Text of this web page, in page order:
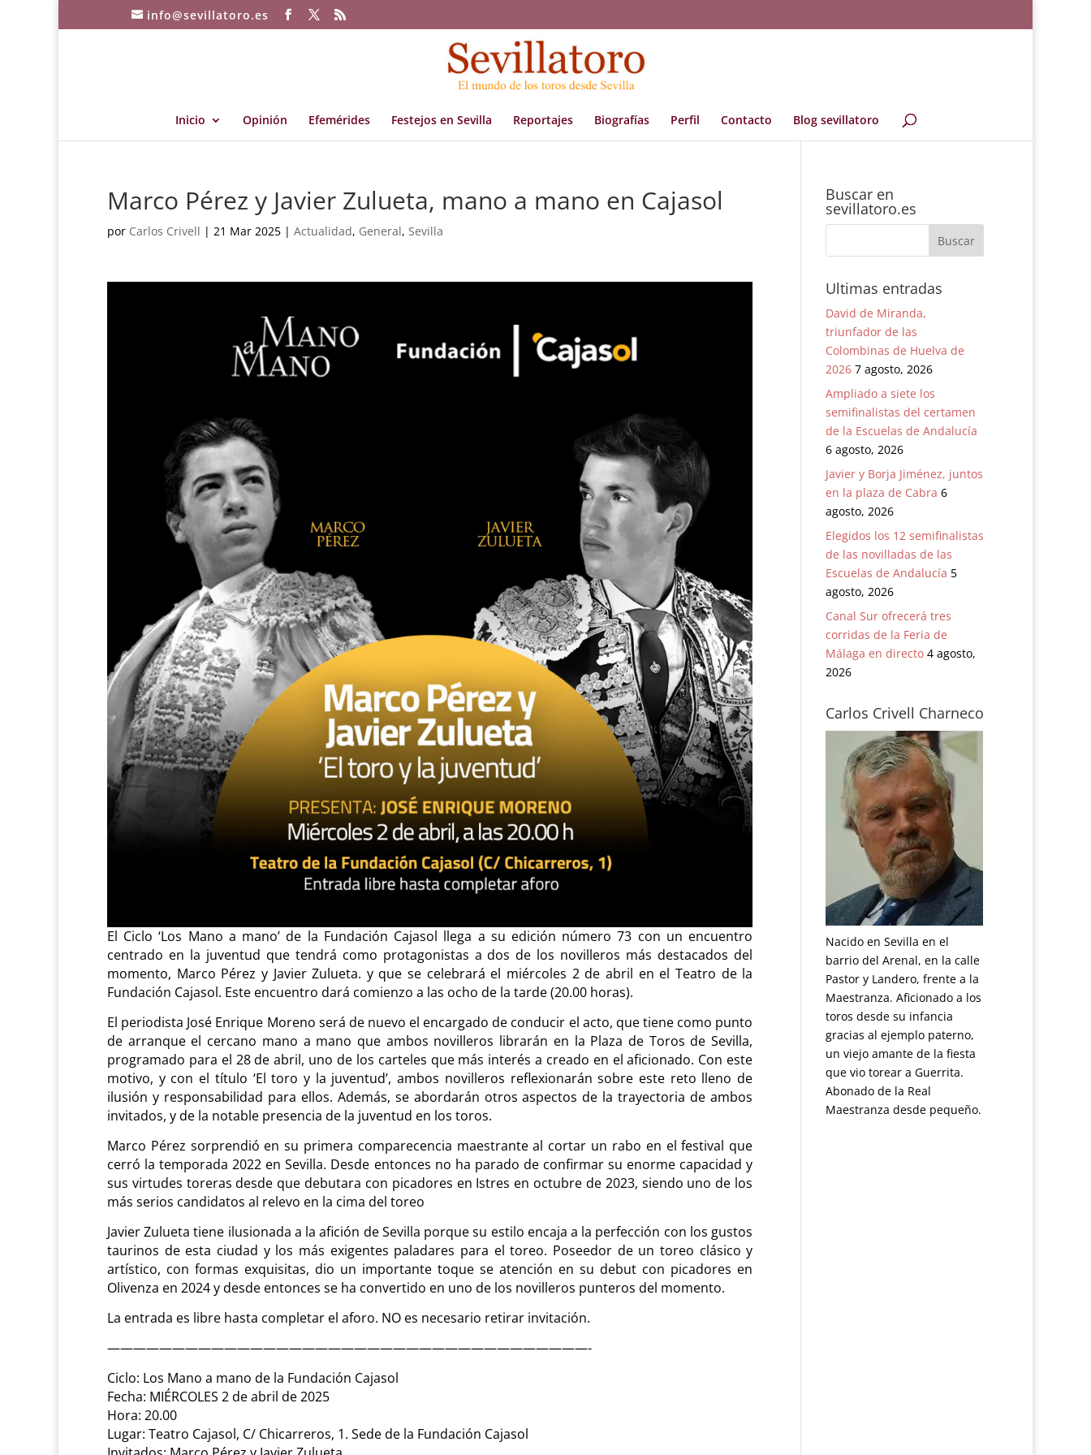
info@sevillatoro.es
Inicio Opinión Efemérides Festejos en Sevilla Reportajes Biografías Perfil Contacto Blog sevillatoro
Marco Pérez y Javier Zulueta, mano a mano en Cajasol
por Carlos Crivell | 21 Mar 2025 | Actualidad, General, Sevilla
El Ciclo ‘Los Mano a mano’ de la Fundación Cajasol llega a su edición número 73 con un encuentro
centrado en la juventud que tendrá como protagonistas a dos de los novilleros más destacados del
momento, Marco Pérez y Javier Zulueta. y que se celebrará el miércoles 2 de abril en el Teatro de la
Fundación Cajasol. Este encuentro dará comienzo a las ocho de la tarde (20.00 horas).
El periodista José Enrique Moreno será de nuevo el encargado de conducir el acto, que tiene como punto
de arranque el cercano mano a mano que ambos novilleros librarán en la Plaza de Toros de Sevilla,
programado para el 28 de abril, uno de los carteles que más interés a creado en el aficionado. Con este
motivo, y con el título ‘El toro y la juventud’, ambos novilleros reflexionarán sobre este reto lleno de
ilusión y responsabilidad para ellos. Además, se abordarán otros aspectos de la trayectoria de ambos
invitados, y de la notable presencia de la juventud en los toros.
Marco Pérez sorprendió en su primera comparecencia maestrante al cortar un rabo en el festival que
cerró la temporada 2022 en Sevilla. Desde entonces no ha parado de confirmar su enorme capacidad y
sus virtudes toreras desde que debutara con picadores en Istres en octubre de 2023, siendo uno de los
más serios candidatos al relevo en la cima del toreo
Javier Zulueta tiene ilusionada a la afición de Sevilla porque su estilo encaja a la perfección con los gustos
taurinos de esta ciudad y los más exigentes paladares para el toreo. Poseedor de un toreo clásico y
artístico, con formas exquisitas, dio un importante toque se atención en su debut con picadores en
Olivenza en 2024 y desde entonces se ha convertido en uno de los novilleros punteros del momento.
La entrada es libre hasta completar el aforo. NO es necesario retirar invitación.
—————————————————————————————————————-
Ciclo: Los Mano a mano de la Fundación Cajasol
Fecha: MIÉRCOLES 2 de abril de 2025
Hora: 20.00
Lugar: Teatro Cajasol, C/ Chicarreros, 1. Sede de la Fundación Cajasol
Buscar en
sevillatoro.es
Ultimas entradas
David de Miranda,
triunfador de las
Colombinas de Huelva de
2026 7 agosto, 2026
Ampliado a siete los
semifinalistas del certamen
de la Escuelas de Andalucía
6 agosto, 2026
Javier y Borja Jiménez, juntos
en la plaza de Cabra 6
agosto, 2026
Elegidos los 12 semifinalistas
de las novilladas de las
Escuelas de Andalucía 5
agosto, 2026
Canal Sur ofrecerá tres
corridas de la Feria de
Málaga en directo 4 agosto,
2026
Carlos Crivell Charneco
Nacido en Sevilla en el
barrio del Arenal, en la calle
Pastor y Landero, frente a la
Maestranza. Aficionado a los
toros desde su infancia
gracias al ejemplo paterno,
un viejo amante de la fiesta
que vio torear a Guerrita.
Abonado de la Real
Maestranza desde pequeño.